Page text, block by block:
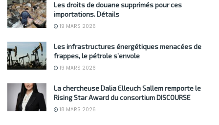
Les droits de douane supprimés pour ces
importations. Détails
19 MARS 2026
Les infrastructures énergétiques menacées de
frappes, le pétrole s’envole
19 MARS 2026
La chercheuse Dalia Elleuch Sallem remporte le
Rising Star Award du consortium DISCOURSE
18 MARS 2026